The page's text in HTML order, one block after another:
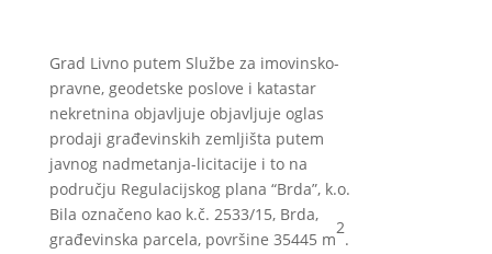
Grad Livno putem Službe za imovinsko-
pravne, geodetske poslove i katastar
nekretnina objavljuje objavljuje oglas
prodaji građevinskih zemljišta putem
javnog nadmetanja-licitacije i to na
području Regulacijskog plana “Brda”, k.o.
Bila označeno kao k.č. 2533/15, Brda,
građevinska parcela, površine 35445 m
2
.